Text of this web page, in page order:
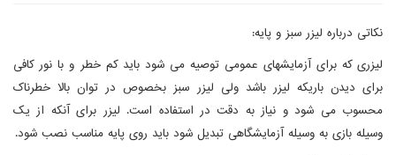
نکاتی درباره لیزر سبز و پایه:
لیزری که برای آزمایشهای عمومی توصیه می شود باید کم خطر و با نور کافی
برای دیدن باریکه لیزر باشد ولی لیزر سبز بخصوص در توان بالا خطرناک
محسوب می شود و نیاز به دقت در استفاده است. لیزر برای آنکه از یک
وسیله بازی به وسیله آزمایشگاهی تبدیل شود باید روی پایه مناسب نصب شود.